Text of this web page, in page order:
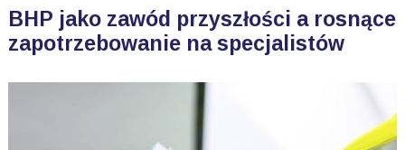
BHP jako zawód przyszłości a rosnące
zapotrzebowanie na specjalistów